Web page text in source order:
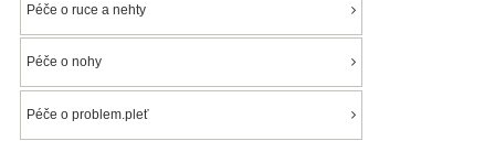
Péče o ruce a nehty
Péče o nohy
Péče o problem.pleť